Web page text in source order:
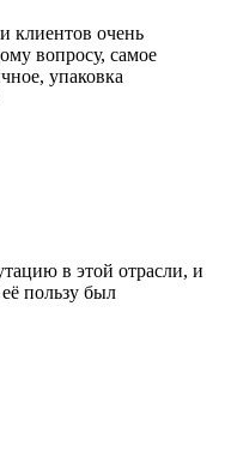
клиентов очень
вопросу, самое
упаковка
в этой отрасли, и
пользу был